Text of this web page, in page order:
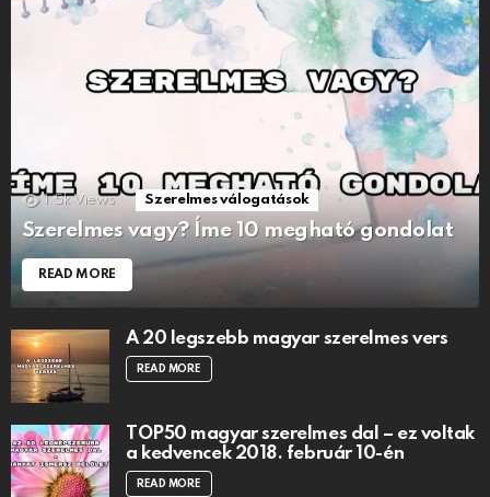
1.5k Views Szerelmes válogatások
Szerelmes vagy? Íme 10 megható gondolat
READ MORE
A 20 legszebb magyar szerelmes vers
READ MORE
TOP50 magyar szerelmes dal – ez voltak
a kedvencek 2018. február 10-én
READ MORE